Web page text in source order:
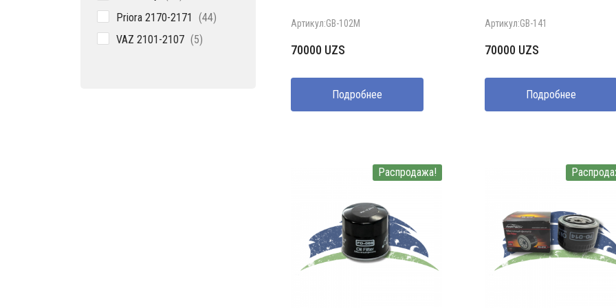
Priora 2170-2171 4444
VAZ 2101-2107 55
Артикул:GB-102M
70000 UZS
Подробнее
Артикул:GB-141
70000 UZS
Подробнее
Распродажа!